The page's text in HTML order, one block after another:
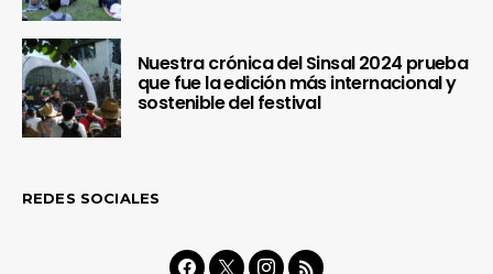
Nuestra crónica del Sinsal 2024 prueba
que fue la edición más internacional y
sostenible del festival
REDES SOCIALES